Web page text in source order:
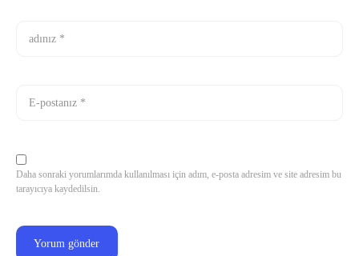
Daha sonraki yorumlarımda kullanılması için adım, e-posta adresim ve site adresim bu
tarayıcıya kaydedilsin.